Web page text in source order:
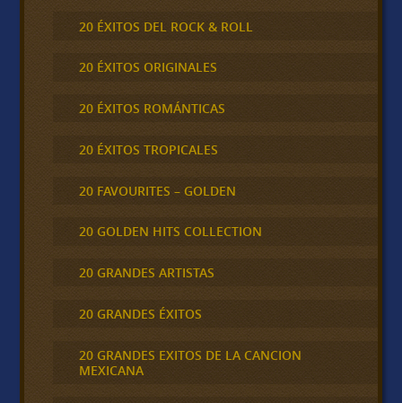
20 ÉXITOS DEL ROCK & ROLL
20 ÉXITOS ORIGINALES
20 ÉXITOS ROMÁNTICAS
20 ÉXITOS TROPICALES
20 FAVOURITES – GOLDEN
20 GOLDEN HITS COLLECTION
20 GRANDES ARTISTAS
20 GRANDES ÉXITOS
20 GRANDES EXITOS DE LA CANCION
MEXICANA